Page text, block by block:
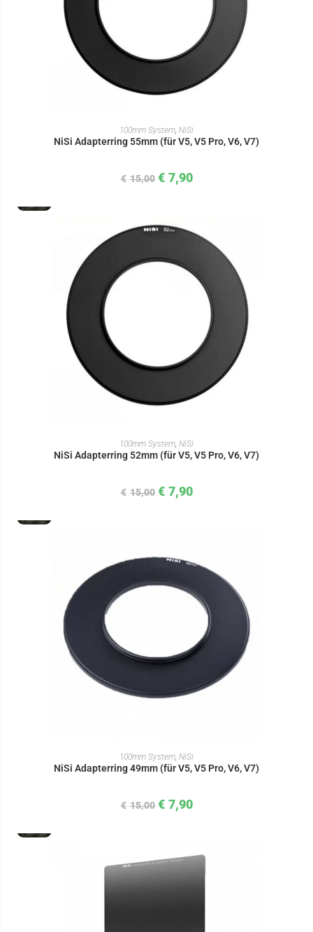
IN DEN WARENKORB
100mm System, NiSi
NiSi Adapterring 55mm (für V5, V5 Pro, V6, V7)
€ 15,00 € 7,90
IN DEN WARENKORB
100mm System NiSi
NiSi Adapterring 52mm (für V5, V5 Pro, V6, V7)
€ 15,00 € 7,90
IN DEN WARENKORB
100mm System, NiSi
NiSi Adapterring 49mm (für V5, V5 Pro, V6, V7)
€ 15,00 € 7,90